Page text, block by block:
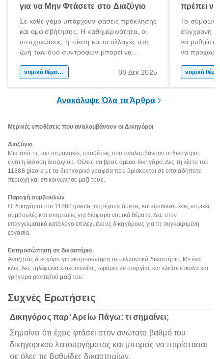
για να Μην Φτάσετε στο Διαζύγιο
Σε κάθε γάμο υπάρχουν φάσεις πρόκλησης
και αμφισβήτησης. Η καθημερινότητα, οι
υποχρεώσεις, η πίεση και οι αλλαγές στη
ζωή των δύο συντρόφων μπορεί να
Όταν οι διαφωνίες πληθαίνουν και η
νομικά θέματα & συμβουλές 08 Δεκ 2025
πρέπει να
Το σύμφωνο
σύγχρονη
να
να
θέλεις
Ανακάλυψε Όλα τα Άρθρα
Μερικές υποθέσεις που αναλαμβάνουν οι Δικηγόροι
Διαζύγιο
Μια από τις πιο σημαντικές υποθέσεις που αναλαμβάνουν οι δικηγόροι,
είναι η έκδοση διαζυγίου. Θέλεις να βρεις άμεσα δικηγόρο; Δες τη λίστα του
11888 giaola με τα δικηγορικά γραφεία που βρίσκονται σε οποιαδήποτε
περιοχή και επικοινώνησε μαζί τους.
Παροχή συμβουλών
Οι δικηγόροι του 11888 giaola, παρέχουν άμεσες και εξειδικευμένες νομικές
συμβουλές και υπηρεσίες για διάφορα νομικά θέματα. Δες στον
επαγγελματικό κατάλογο επιλεγμένους δικηγόρους για τη συγκεκριμένη
εργασία.
Εκπροσώπηση σε δικαστήριο
Αναζητάς δικηγόρο για εκπροσώπηση σε μελλοντικό δικαστήριο; Με ένα
κλικ, δες τηλέφωνα επικοινωνίας, ωράρια λειτουργίας και κλείσε εύκολα και
γρήγορα ραντεβού μαζί του.
Συχνές Ερωτήσεις
Δικηγόρος παρ’ Αρείω Πάγω: τι σημαίνει;
Σημαίνει ότι έχεις φτάσει στον ανώτατο βαθμό του
δικηγορικού λειτουργήματος και μπορείς να παρίστασαι
σε όλες τις βαθμίδες δικαστηρίων,